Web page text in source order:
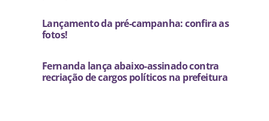
Lançamento da pré-campanha: confira as
fotos!
Fernanda lança abaixo-assinado contra
recriação de cargos políticos na prefeitura